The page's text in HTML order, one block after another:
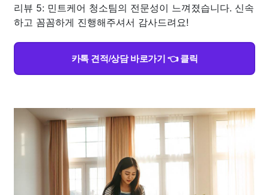
리뷰 5: 민트케어 청소팀의 전문성이 느껴졌습니다. 신속
하고 꼼꼼하게 진행해주셔서 감사드려요!
카톡 견적/상담 바로가기 👈 클릭